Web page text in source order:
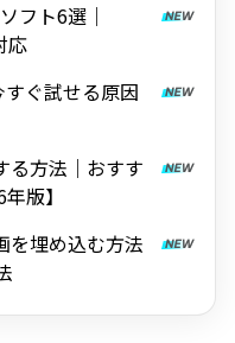
フト6選｜
応
ぐ試せる原因
る方法｜おすす
版】
を埋め込む方法